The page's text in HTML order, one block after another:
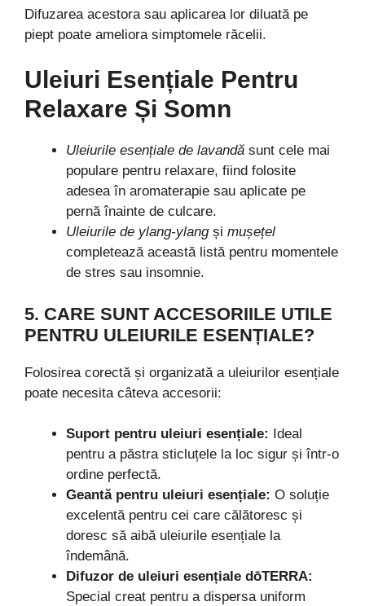
Difuzarea acestora sau aplicarea lor diluată pe
piept poate ameliora simptomele răcelii.
Uleiuri Esențiale Pentru
Relaxare Și Somn
Uleiurile esențiale de lavandă sunt cele mai
populare pentru relaxare, fiind folosite
adesea în aromaterapie sau aplicate pe
pernă înainte de culcare.
Uleiurile de ylang-ylangși mușețel
completează această listă pentru momentele
de stres sau insomnie.
5. CARE SUNT ACCESORIILE UTILE
PENTRU ULEIURILE ESENȚIALE?
Folosirea corectă și organizată a uleiurilor esențiale
poate necesita câteva accesorii:
Suport pentru uleiuri esențiale:
Ideal
pentru a păstra sticluțele la loc sigur și într-o
ordine perfectă.
Geantă pentru uleiuri esențiale: O soluție
excelentă pentru cei care călătoresc și
doresc să aibă uleiurile esențiale la
îndemână.
Difuzor de uleiuri esențiale dōTERRA:
Special creat pentru a dispersa uniform